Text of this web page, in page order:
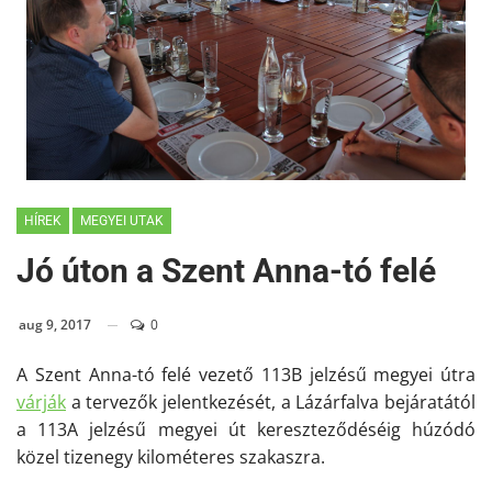
HÍREK MEGYEI UTAK
Jó úton a Szent Anna-tó felé
aug 9, 2017 0
A Szent Anna-tó felé vezető 113B jelzésű megyei útra
várják a tervezők jelentkezését, a Lázárfalva bejáratától
a 113A jelzésű megyei út kereszteződéséig húzódó
közel tizenegy kilométeres szakaszra.